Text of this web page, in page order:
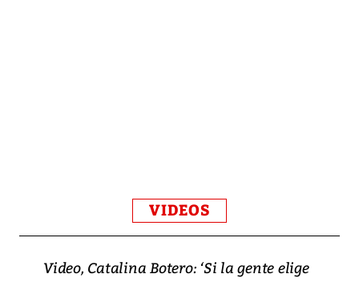
VIDEOS
Video, Catalina Botero: ‘Si la gente elige